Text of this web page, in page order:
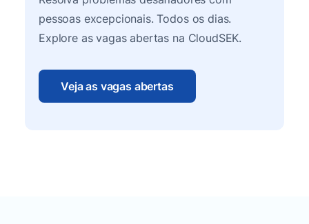
pessoas excepcionais. Todos os dias.
Explore as vagas abertas na CloudSEK.
Veja as vagas abertas